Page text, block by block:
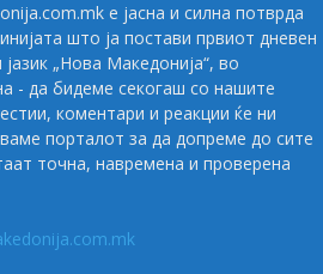
е јасна и силна потврда
што ја постави првиот дневен
„Нова Македонија“, во
- да бидеме секогаш со нашите
коментари и реакции ќе ни
порталот за да допреме до сите
точна, навремена и проверена